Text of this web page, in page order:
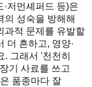
·저먼셰퍼드 등)은
의 성숙을 방해해
과적 문제를 유발할
더 흔하고, 영양·
. 그래서 '천천히
기 사료를 쓰고
품종마다 잘